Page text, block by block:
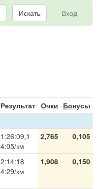
Вход
Искать
Результат Очки Бонусы
1:26:09,1
4:05/км
2,765 0,105
2:14:18
4:29/км
1,908 0,150